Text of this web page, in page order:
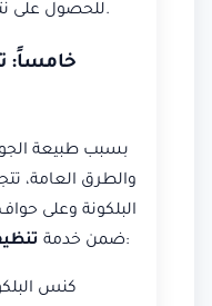
للحصول على نتيجة مثالية من الأرض للسقف.
خامساً:
بسبب طبيعة
والطرق العامة،
البلكونة وعلى
ضمن خدمةبما يلي:
كنس